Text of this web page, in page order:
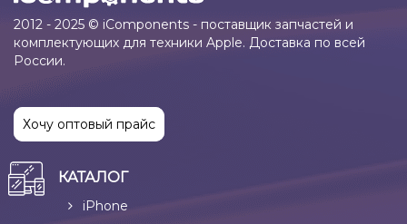
2012 - 2025 © iComponents - поставщик запчастей и
комплектующих для техники Apple. Доставка по всей
России.
Хочу оптовый прайс
КАТАЛОГ
iPhone